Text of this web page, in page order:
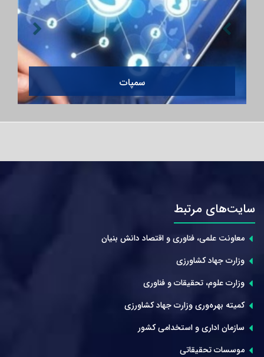
سمپات
سایت‌های مرتبط
معاونت علمی، فناوری و اقتصاد دانش بنیان
وزارت جهاد کشاورزی
وزارت علوم، تحقیقات و فناوری
کمیته بهره‌وری وزارت جهاد کشاورزی
سازمان اداری و استخدامی کشور
موسسات تحقیقاتی